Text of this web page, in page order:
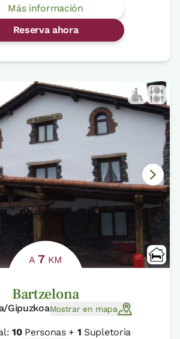
Más información
Reserva ahora
A7 KM
Bartzelona
GipuzkoaMostrar en mapa
10Personas + 1 Supletoria